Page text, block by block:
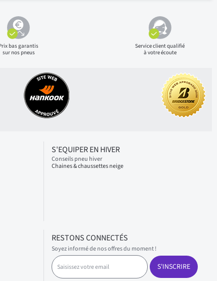
basgarantis
sur nos pneus
Service client qualifié
à votre écoute
S'EQUIPER EN HIVER
Conseils pneu hiver
Chaines & chaussettes neige
RESTONS CONNECTÉS
Soyez informé de nos offres du moment !
S
a
S'INSCRIRE